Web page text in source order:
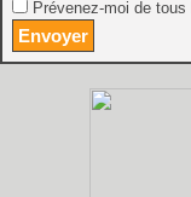
Prévenez-moi de tous